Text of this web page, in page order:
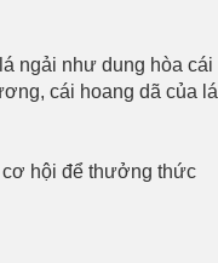
ngải như dung hòa cái
cái hoang dã của lá
cơ hội để thưởng thức